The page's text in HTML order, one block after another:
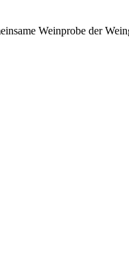
Weinprobe der